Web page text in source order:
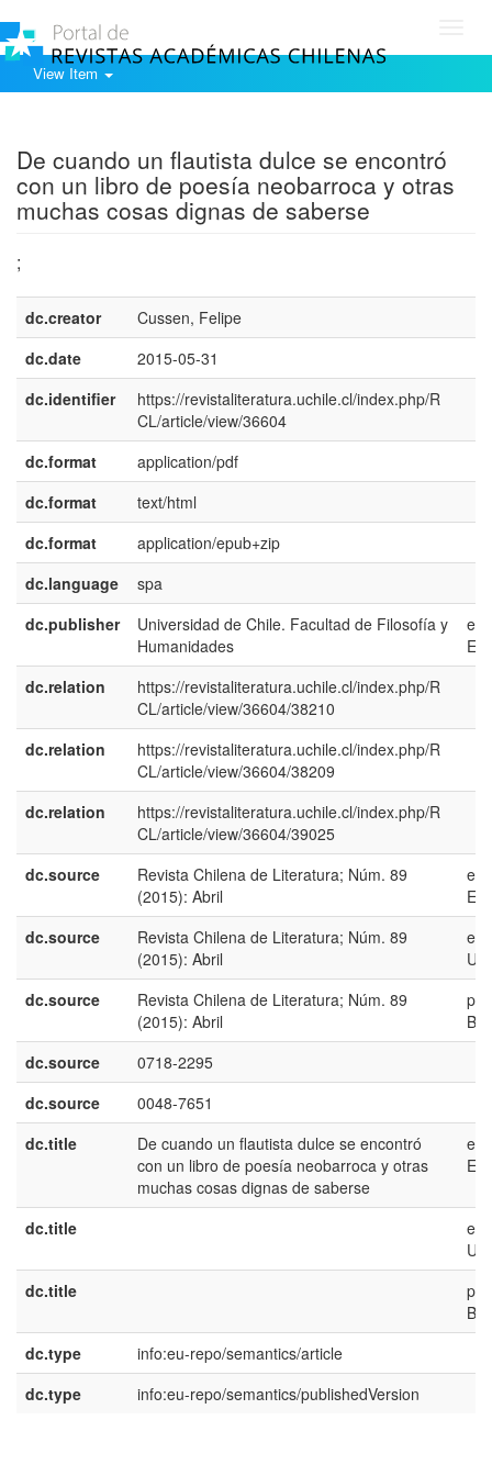
View Item
De cuando un flautista dulce se encontró
con un libro de poesía neobarroca y otras
muchas cosas dignas de saberse
;
dc.creator
Cussen, Felipe
dc.date
2015-05-31
dc.identifier
https://revistaliteratura.uchile.cl/index.php/R
CL/article/view/36604
dc.format
application/pdf
dc.format
text/html
dc.format
application/epub+zip
dc.language
spa
dc.publisher
Universidad de Chile. Facultad de Filosofía y
Humanidades
es-
ES
dc.relation
https://revistaliteratura.uchile.cl/index.php/R
CL/article/view/36604/38210
dc.relation
https://revistaliteratura.uchile.cl/index.php/R
CL/article/view/36604/38209
dc.relation
https://revistaliteratura.uchile.cl/index.php/R
CL/article/view/36604/39025
dc.source
Revista Chilena de Literatura; Núm. 89
(2015): Abril
es-
ES
dc.source
Revista Chilena de Literatura; Núm. 89
(2015): Abril
en-
US
dc.source
Revista Chilena de Literatura; Núm. 89
(2015): Abril
pt-
BR
dc.source
0718-2295
dc.source
0048-7651
dc.title
De cuando un flautista dulce se encontró
con un libro de poesía neobarroca y otras
muchas cosas dignas de saberse
es-
ES
dc.title
en-
US
dc.title
pt-
BR
dc.type
info:eu-repo/semantics/article
dc.type
info:eu-repo/semantics/publishedVersion